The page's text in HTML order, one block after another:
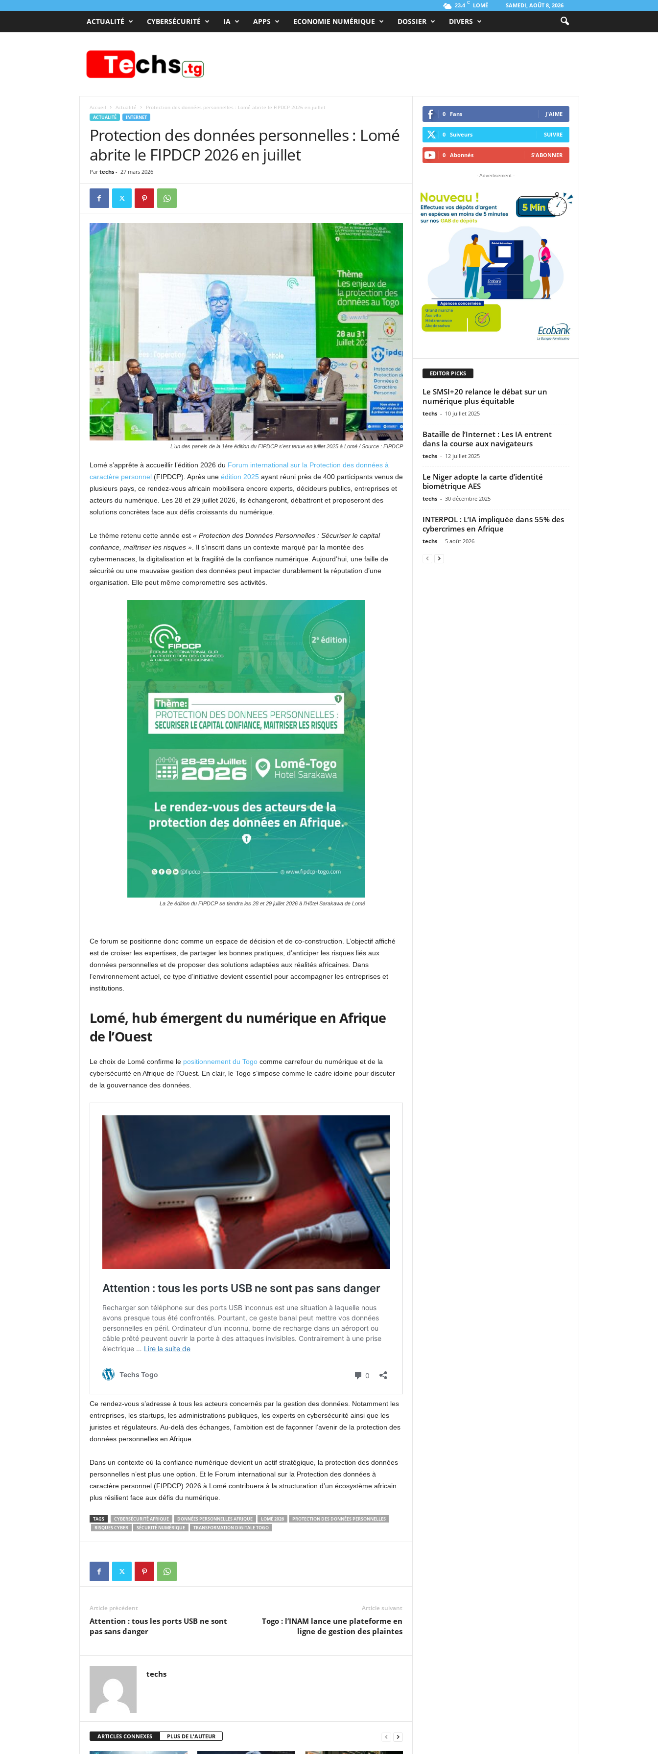
23.4 C LOMÉ SAMEDI, AOÛT 8, 2026
ACTUALITÉ CYBERSÉCURITÉ IA APPS ECONOMIE NUMÉRIQUE DOSSIER DIVERS
Accueil Actualité Protection des données personnelles : Lomé abrite le FIPDCP 2026 en juillet
ACTUALITÉ INTERNET
Protection des données personnelles : Lomé
abrite le FIPDCP 2026 en juillet
Par techs- 27 mars 2026
L'un des panels de la 1ère édition du FIPDCP s'est tenue en juillet 2025 à Lomé / Source : FIPDCP
Lomé s’apprête à accueillir l’édition 2026 du Forum international sur la Protection des données à
caractère personnel (FIPDCP). Après une édition 2025 ayant réuni près de 400 participants venus de
plusieurs pays, ce rendez-vous africain mobilisera encore experts, décideurs publics, entreprises et
acteurs du numérique. Les 28 et 29 juillet 2026, ils échangeront, débattront et proposeront des
solutions concrètes face aux défis croissants du numérique.
Le thème retenu cette année est « Protection des Données Personnelles : Sécuriser le capital
confiance, maîtriser les risques ». Il s’inscrit dans un contexte marqué par la montée des
cybermenaces, la digitalisation et la fragilité de la confiance numérique. Aujourd’hui, une faille de
sécurité ou une mauvaise gestion des données peut impacter durablement la réputation d’une
organisation. Elle peut même compromettre ses activités.
La 2e édition du FIPDCP se tiendra les 28 et 29 juillet 2026 à l’Hôtel Sarakawa de Lomé
Ce forum se positionne donc comme un espace de décision et de co-construction. L’objectif affiché
est de croiser les expertises, de partager les bonnes pratiques, d’anticiper les risques liés aux
données personnelles et de proposer des solutions adaptées aux réalités africaines. Dans
l’environnement actuel, ce type d’initiative devient essentiel pour accompagner les entreprises et
institutions.
Lomé, hub émergent du numérique en Afrique
de l’Ouest
Le choix de Lomé confirme le positionnement du Togocomme carrefour du numérique et de la
cybersécurité en Afrique de l’Ouest. En clair, le Togo s’impose comme le cadre idoine pour discuter
de la gouvernance des données.
Ce rendez-vous s’adresse à tous les acteurs concernés par la gestion des données. Notamment les
entreprises, les startups, les administrations publiques, les experts en cybersécurité ainsi que les
juristes et régulateurs. Au-delà des échanges, l’ambition est de façonner l’avenir de la protection des
données personnelles en Afrique.
Dans un contexte où la confiance numérique devient un actif stratégique, la protection des données
personnelles n’est plus une option. Et le Forum international sur la Protection des données à
caractère personnel (FIPDCP) 2026 à Lomé contribuera à la structuration d’un écosystème africain
plus résilient face aux défis du numérique.
TAGS CYBERSÉCURITÉ AFRIQUE DONNÉES PERSONNELLES AFRIQUE LOMÉ 2026
PROTECTION DES DONNÉES PERSONNELLES
RISQUES CYBER
SÉCURITÉ NUMÉRIQUE TRANSFORMATION DIGITALE TOGO
Article précédent
Attention : tous les ports USB ne sont
pas sans danger
Article suivant
Togo : l’INAM lance une plateforme en
ligne de gestion des plaintes
techs
ARTICLES CONNEXES PLUS DE L'AUTEUR
0 Fans J'AIME
0 Suiveurs SUIVRE
0 Abonnés S'ABONNER
- Advertisement -
EDITOR PICKS
Le SMSI+20 relance le débat sur un
numérique plus équitable
techs - 10 juillet 2025
Bataille de l’Internet : Les IA entrent
dans la course aux navigateurs
techs - 12 juillet 2025
Le Niger adopte la carte d’identité
biométrique AES
techs - 30 décembre 2025
INTERPOL : L’IA impliquée dans 55% des
cybercrimes en Afrique
techs - 5 août 2026